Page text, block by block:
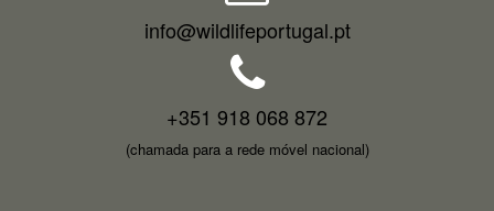
info@wildlifeportugal.pt
+351 918 068 872
(chamada para a rede móvel nacional)